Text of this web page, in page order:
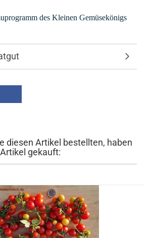
des Kleinen Gemüsekönigs
diesen Artikel bestellten, haben
gekauft: